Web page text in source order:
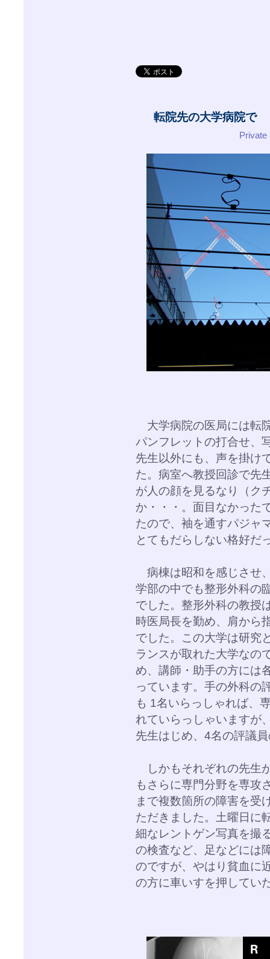
転院先の大学病院で
Private
大学病院の医局には転
パンフレットの打合せ、
先生以外にも、声を掛け
た。病室へ教授回診で先
が人の顔を見るなり（ク
か・・・。面目なかった
たので、袖を通すパジャ
とてもだらしない格好だ
病棟は昭和を感じさせ
学部の中でも整形外科の
でした。整形外科の教授
時医局長を勤め、肩から
でした。この大学は研究
ランスが取れた大学なの
め、講師・助手の方には
っています。手の外科の
も 1名いらっしゃれば、
れていらっしゃいますが
先生はじめ、4名の評議
しかもそれぞれの先生
もさらに専門分野を専攻
まで複数箇所の障害を受
ただきました。土曜日に
細なレントゲン写真を撮
の検査など、足などには
のですが、やはり貧血に
の方に車いすを押してい